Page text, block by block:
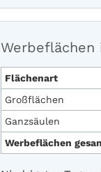
Werbeflächen
Flächenart
Großflächen
Ganzsäulen
Werbeflächen